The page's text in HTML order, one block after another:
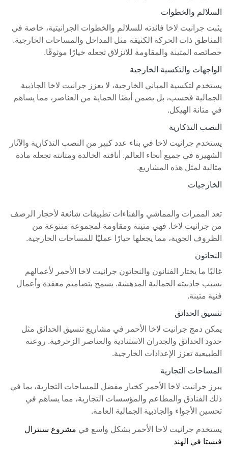
السلالم والخطوات
يثبت جرانيت لاخا فائدته للسلالم والخطوات الجرانيتية، خاصة في
المناطق ذات الحركة الكثيفة مثل المداخل والمساحات الخارجية.
خصائصه المتينة والمقاومة للانزلاق تجعله خيارًا موثوقًا.
الواجهات والتكسية الخارجية
يستخدم لتكسية المباني الخارجية، لا يعزز جرانيت لاخا الجاذبية
الجمالية فحسب، بل يضمن أيضًا الحماية من العناصر، مما يساهم
في متانة الهيكل.
النصب التذكارية
يستخدم جرانيت لاخا في بناء عدد كبير من النصب التذكارية والآثار
الشهيرة في جميع أنحاء العالم. أناقته الخالدة ومتانته تجعله مادة
مثالية لمثل هذه المشاريع.
الخارجيات
تعد الممرات والمماشي والفناءات تطبيقات شائعة لأحجار الرصف
من جرانيت لاخا. فهي متينة ومقاومة لمجموعة متنوعة من
الظروف الجوية، مما يجعلها خيارًا عمليًا للمساحات الخارجية.
النحاتون
غالبًا ما يختار الفنانون والنحاتون جرانيت لاخا الأحمر لأعمالهم
بسبب جاذبيته الجمالية المدهشة. يسمح بتصاميم معقدة وأعمال
فنية متينة.
تنسيق الحدائق
يمكن دمج جرانيت لاخا الأحمر في مشاريع تنسيق الحدائق مثل
حدود الحدائق والجدران الاستنادية والعناصر الزخرفية. روعته
الطبيعية تعزز الإعدادات الخارجية.
المساحات التجارية
يبرز جرانيت لاخا الأحمر كخيار مفضل للمساحات التجارية، بما في
ذلك الفنادق والمطاعم والمؤسسات التجارية، مما يساهم في
تحسين الأجواء والجاذبية الجمالية العامة.
يستخدم جرانيت لاخا الأحمر بشكل واسع في مشروع سنترال
فيستا في الهند